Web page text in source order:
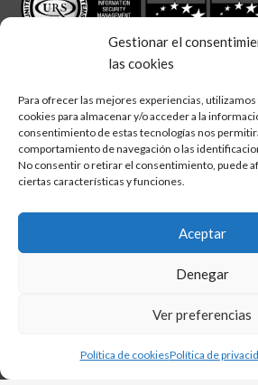
Gestionar el
las cookies
Para ofrecer las mejores experiencias,
cookies para almacenar y/o acceder a la
consentimiento de estas tecnologías nos
comportamiento de navegación o las
No consentir o retirar el consentimiento, puede
ciertas características y funciones.
Aceptar
Denegar
Ver preferencias
Política de cookiesPolítica de
Síguenos en:
linkedintwitterfacebook
Aviso legal